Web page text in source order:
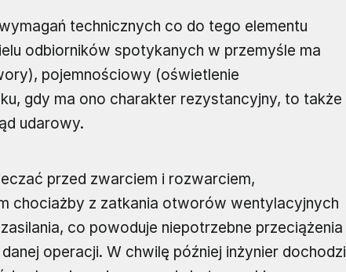
technicznych co do tego elementu
odbiorników spotykanych w przemyśle ma
pojemnościowy (oświetlenie
gdy ma ono charakter rezystancyjny, to także
udarowy.
przed zwarciem i rozwarciem,
chociażby z zatkania otworów wentylacyjnych
co powoduje niepotrzebne przeciążenia
operacji. W chwilę później inżynier dochodzi